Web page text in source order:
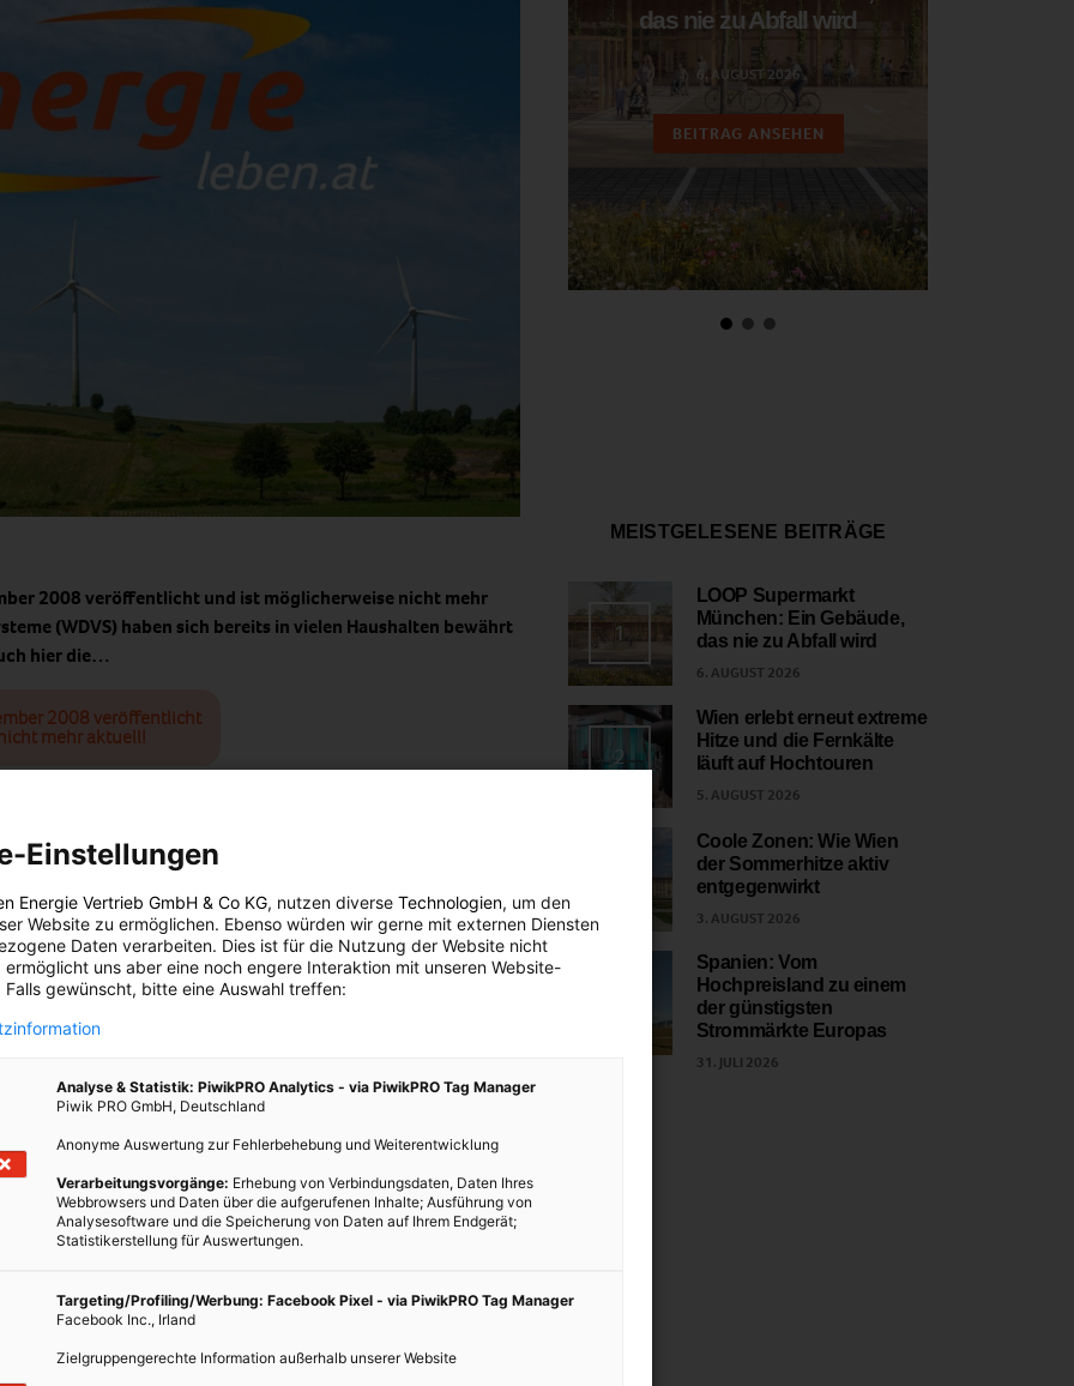
2008 veröffentlicht und ist möglicherweise nicht mehr
(WDVS) haben sich bereits in vielen Haushalten bewährt
hier die…
2008 veröffentlicht
mehr aktuell!
haben sich bereits in vielen Haushalten bewährt und in
Zeit nicht stehengeblieben.
Zuckersilos mit Polystrolplatten von außen gedämmt und von
um der Witterung zu trotzen. Ab 1960 dämmte man
Wohnhäusern mit WDVS. Die Dicke der Dämmstoffplatten
nach näherte man sich dem heutigen Standard.
Dämmung in einen Unterputz (Armierungsschicht) und in
eigentlich?
allem Styroporplatten (Polystrol-Hartschaum) und Platten, die
seltenen Fällen kommt auch Kork zum Einsatz. Haben Sie
Wärmedämm-Verbundsystems nachgedacht?
von Uwe Lindner, Seite 22-28
das nie zu Abfall wird
6. AUGUST 2026
BEITRAG ANSEHEN
MEISTGELESENE BEITRÄGE
1
LOOP Supermarkt
München: Ein Gebäude,
das nie zu Abfall wird
6. AUGUST 2026
2
Wien erlebt erneut extreme
Hitze und die Fernkälte
läuft auf Hochtouren
5. AUGUST 2026
Coole Zonen: Wie Wien
der Sommerhitze aktiv
entgegenwirkt
3. AUGUST 2026
Spanien: Vom
Hochpreisland zu einem
der günstigsten
Strommärkte Europas
31. JULI 2026
Einstellungen
Energie Vertrieb GmbH & Co KG, nutzen diverse Technologien, um den
Website zu ermöglichen. Ebenso würden wir gerne mit externen Diensten
Daten verarbeiten. Dies ist für die Nutzung der Website nicht
ermöglicht uns aber eine noch engere Interaktion mit unseren Website-
Falls gewünscht, bitte eine Auswahl treffen:
Analyse & Statistik: PiwikPRO Analytics - via PiwikPRO Tag Manager
Piwik PRO GmbH, Deutschland
Anonyme Auswertung zur Fehlerbehebung und Weiterentwicklung
Verarbeitungsvorgänge: Erhebung von Verbindungsdaten, Daten Ihres
Webbrowsers und Daten über die aufgerufenen Inhalte; Ausführung von
Analysesoftware und die Speicherung von Daten auf Ihrem Endgerät;
Statistikerstellung für Auswertungen.
Targeting/Profiling/Werbung: Facebook Pixel - via PiwikPRO Tag Manager
Facebook Inc., Irland
Zielgruppengerechte Information außerhalb unserer Website